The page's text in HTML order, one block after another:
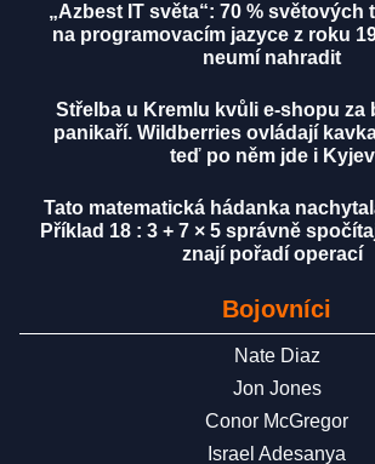
„Azbest IT světa“: 70 % světových
na programovacím jazyce z roku
neumí nahradit
Střelba u Kremlu kvůli e-shopu za
panikaří. Wildberries ovládají
teď po něm jde i Kyjev
Tato matematická hádanka
Příklad 18 : 3 + 7 × 5 správně
znají pořadí operací
Bojovníci
Nate Diaz
Jon Jones
Conor McGregor
Israel Adesanya